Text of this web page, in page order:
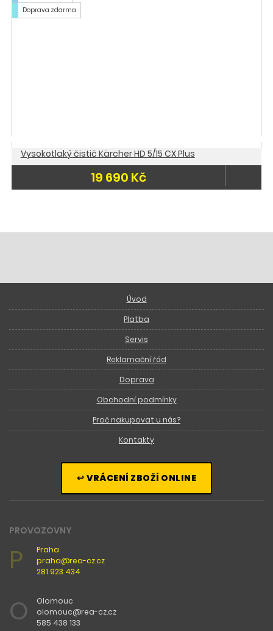
Doprava zdarma
Vysokotlaký čistič Kärcher HD 5/15 CX Plus
19 690 Kč
Úvod
Platba
Servis
Reklamační řád
Doprava
Obchodní podmínky
Proč nakupovat u nás?
Kontakty
↩ VRÁCENÍ ZBOŽÍ ONLINE
PROVOZOVNY
P
Praha
praha@rea-cz.cz
281 923 434
O
Olomouc
olomouc@rea-cz.cz
585 438 133